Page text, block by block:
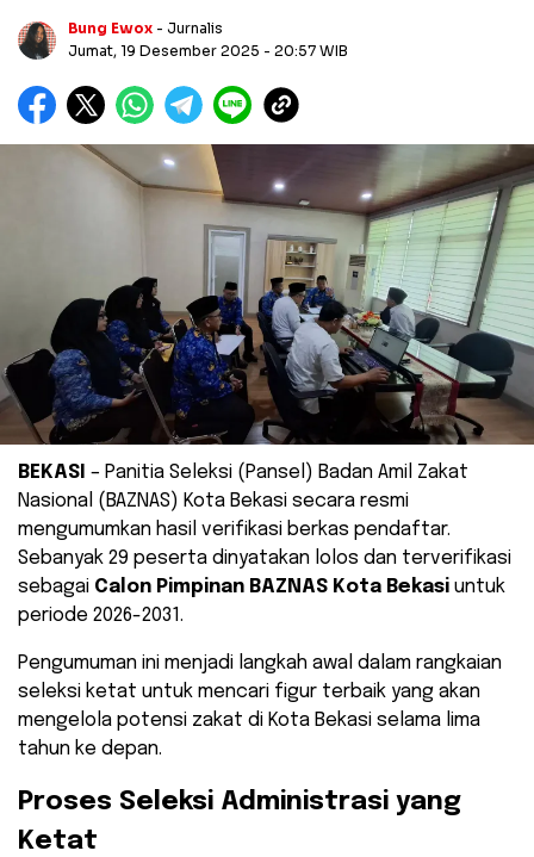
Bung Ewox - Jurnalis
Jumat, 19 Desember 2025 - 20:57 WIB
BEKASI – Panitia Seleksi (Pansel) Badan Amil Zakat
Nasional (BAZNAS) Kota Bekasi secara resmi
mengumumkan hasil verifikasi berkas pendaftar.
Sebanyak 29 peserta dinyatakan lolos dan terverifikasi
sebagai Calon Pimpinan BAZNAS Kota Bekasi untuk
periode 2026-2031.
​Pengumuman ini menjadi langkah awal dalam rangkaian
seleksi ketat untuk mencari figur terbaik yang akan
mengelola potensi zakat di Kota Bekasi selama lima
tahun ke depan.
​Proses Seleksi Administrasi yang
Ketat